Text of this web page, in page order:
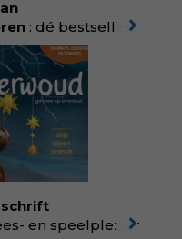
buik: dé bestseller
In het boek
vind je 25 jaar
ruim 50.000
recht een
gezinnen heeft
met een
en veel begrip
hoofdstuk gratis
r?
en speelplezier